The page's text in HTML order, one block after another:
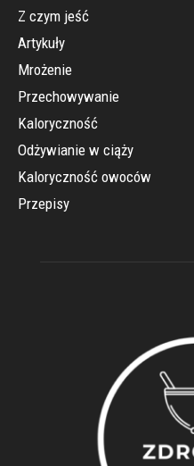
Z czym jeść
Artykuły
Mrożenie
Przechowywanie
Kaloryczność
Odżywianie w ciąży
Kaloryczność owoców
Przepisy